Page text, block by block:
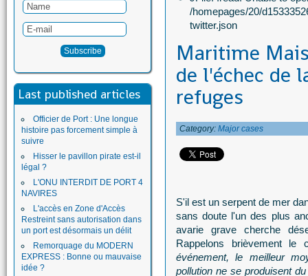
Last published articles
Officier de Port : Une longue
histoire pas forcement simple à
suivre
Hisser le pavillon pirate est-il
légal ?
L'ONU INTERDIT DE PORT 4
NAVIRES
L'accès en Zone d'Accès
Restreint sans autorisation dans
un port est désormais un délit
Remorquage du MODERN
EXPRESS : Bonne ou mauvaise
idée ?
/homepages/20/
twitter.json
Maritime
de l'échec de
refuges
Category: Major cases
S'il est un serpent de mer
sans doute l'un des plus
avarie grave cherche
Rappelons brièvement le
événement, le meilleur
pollution ne se produisent